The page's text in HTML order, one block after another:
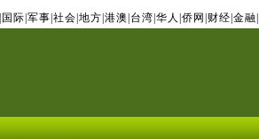
国际 军事 社会 地方 港澳 台湾 华人 侨网 财经 金融